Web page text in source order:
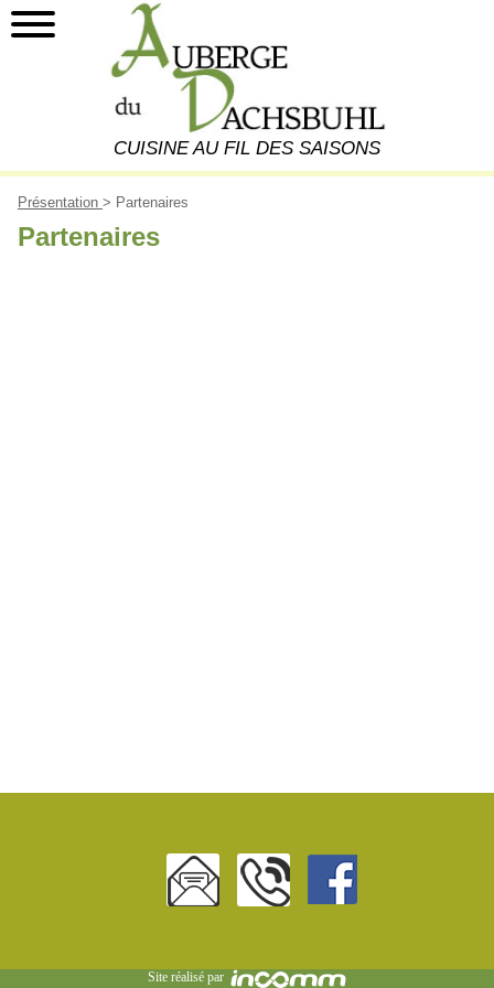
CUISINE AU FIL DES SAISONS
Présentation > Partenaires
Partenaires
Site réalisé par